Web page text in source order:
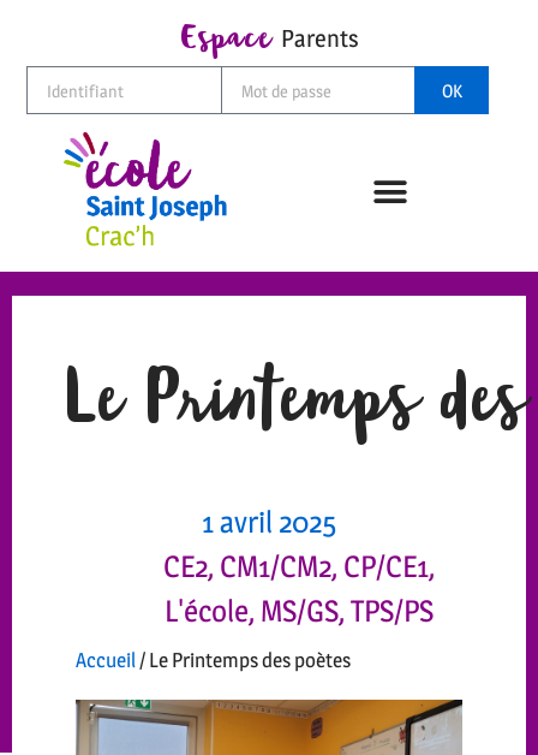
Espace Parents
OK
Le Printemps
1 avril 2025
CE2, CM1/CM2, CP/CE1,
L'école, MS/GS, TPS/PS
Accueil / Le Printemps des poètes